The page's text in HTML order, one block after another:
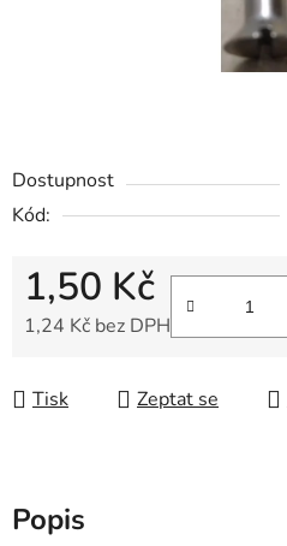
Dostupnost
Kód:
1,50 Kč
1,24 Kč bez DPH
Tisk Zeptat se
Popis